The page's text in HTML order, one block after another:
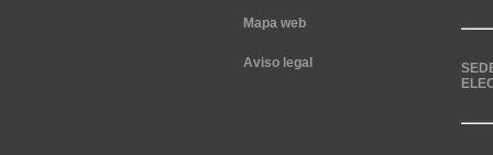
Mapa web
Aviso legal